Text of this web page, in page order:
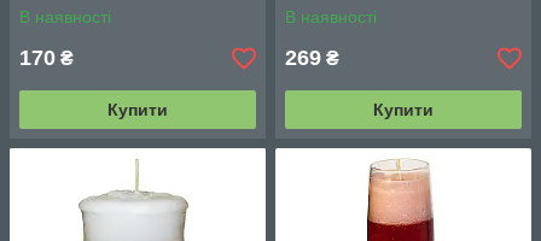
В наявності
170 ₴
Купити
В наявності
269 ₴
Купити